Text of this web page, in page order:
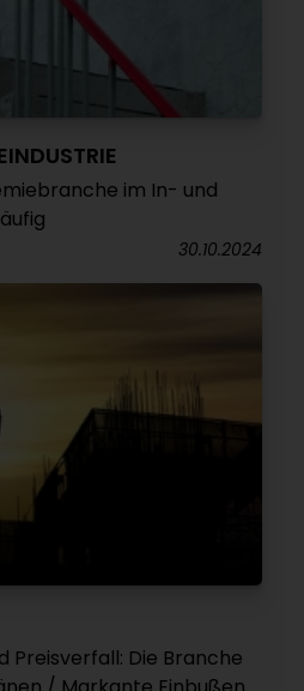
im In- und
30.10.2024
Preisverfall: Die Branche